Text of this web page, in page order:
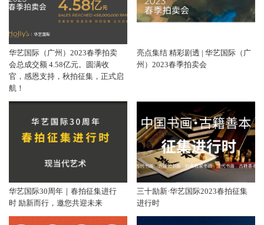
华艺国际（广州）2023春季拍卖
会总成交额 4.58亿元。圆满收
官，感恩支持，秋拍征集，正式启
航！
亮点集结 精彩剧透 | 华艺国际（广
州）2023春季拍卖会
华艺国际30周年｜春拍征集进行
时 励新而行，邀您共迎未来
三十励新·华艺国际2023春拍征集
进行时